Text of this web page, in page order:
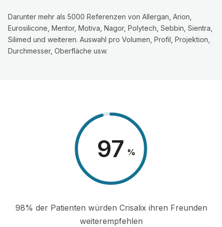
Darunter mehr als 5000 Referenzen von Allergan, Arion,
Eurosilicone, Mentor, Motiva, Nagor, Polytech, Sebbin, Sientra,
Silimed und weiteren. Auswahl pro Volumen, Profil, Projektion,
Durchmesser, Oberfläche usw.
98 %
98% der Patienten würden Crisalix ihren Freunden
weiterempfehlen